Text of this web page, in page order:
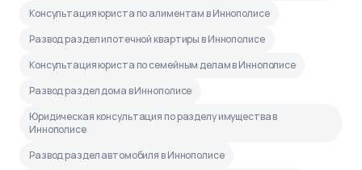
Консультация юриста по алиментам в Иннополисе
Развод раздел ипотечной квартиры в Иннополисе
Консультация юриста по семейным делам в Иннополисе
Развод раздел дома в Иннополисе
Юридическая консультация по разделу имущества в
Иннополисе
Развод раздел автомобиля в Иннополисе